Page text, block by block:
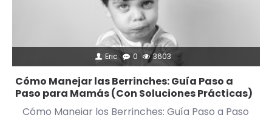
Eric 0 3603
Cómo Manejar las Berrinches: Guía Paso a
Paso para Mamás (Con Soluciones Prácticas)
Cómo Manejar los Berrinches: Guía Paso a Paso